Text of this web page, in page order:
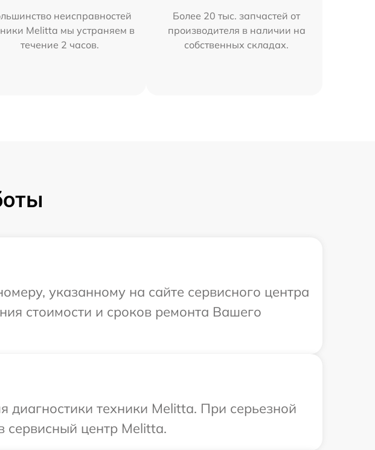
неисправностей
Melitta мы устраняем в
течение 2 часов.
Более 20 тыс. запчастей от
производителя в наличии на
собственных складах.
указанному на сайте сервисного центра
стоимости и сроков ремонта Вашего
диагностики техники Melitta. При серьезной
сервисный центр Melitta.